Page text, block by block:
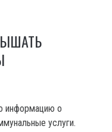
информацию о
услуги.